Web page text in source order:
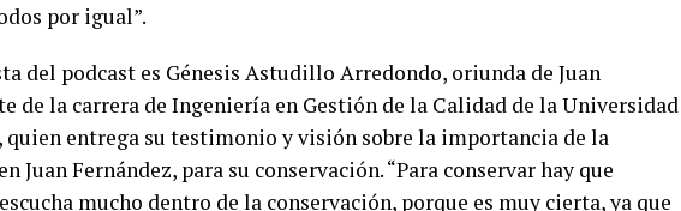
por igual”.
del podcast es Génesis Astudillo Arredondo, oriunda de Juan
de la carrera de Ingeniería en Gestión de la Calidad de la Universidad
quien entrega su testimonio y visión sobre la importancia de la
Juan Fernández, para su conservación. “Para conservar hay que
mucho dentro de la conservación, porque es muy cierta, ya que